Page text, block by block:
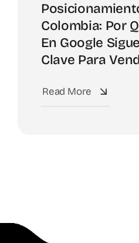
Colombia: Por
En Google
Clave Para
Read More